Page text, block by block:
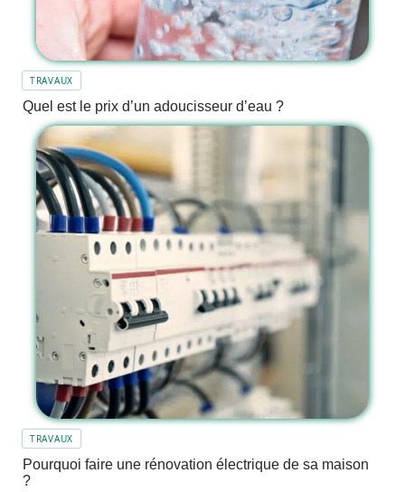
TRAVAUX
Quel est le prix d’un adoucisseur d’eau ?
TRAVAUX
Pourquoi faire une rénovation électrique de sa maison
?